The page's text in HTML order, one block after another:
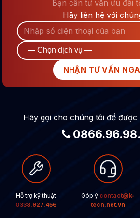
Bạn cần tư vấn ưu đãi
Hãy liên hệ với
Hãy gọi cho chúng tôi để
Hỗ trợ kỹ thuật
0338.927.456
Góp ý contact@k-
tech.net.vn